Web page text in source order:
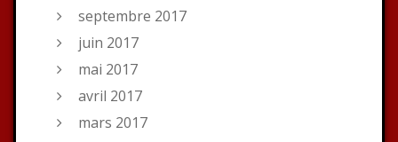
septembre 2017
juin 2017
mai 2017
avril 2017
mars 2017